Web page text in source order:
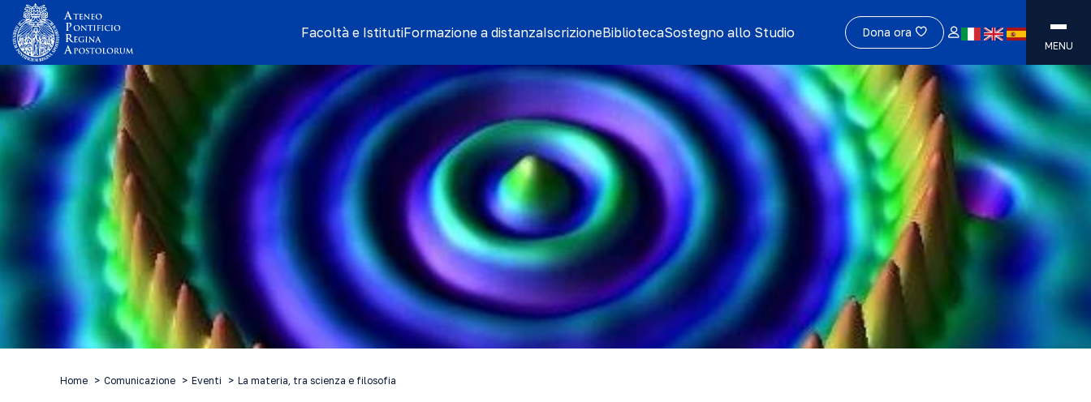
Facoltà e IstitutiFormazione a distanzaIscrizioneBibliotecaSostegno allo Studio Dona ora
MENU
Home Comunicazione Eventi La materia, tra scienza e filosofia